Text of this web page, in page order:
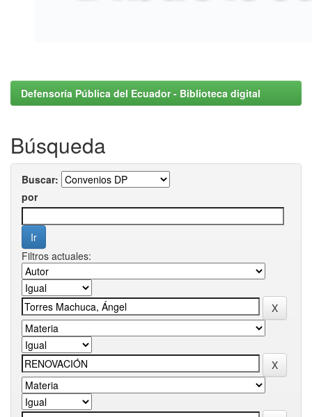
Defensoría Pública del Ecuador - Biblioteca digital
Búsqueda
Buscar:
por
Filtros actuales: